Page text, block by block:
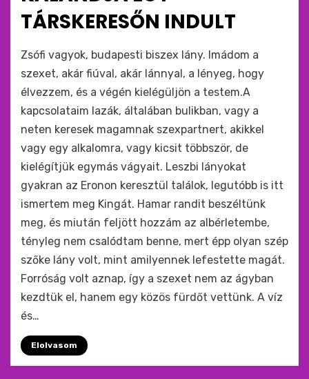
TÁRSKERESŐN INDULT
by monkey
Zsófi vagyok, budapesti biszex lány. Imádom a
szexet, akár fiúval, akár lánnyal, a lényeg, hogy
élvezzem, és a végén kielégüljön a testem.A
kapcsolataim lazák, általában bulikban, vagy a
neten keresek magamnak szexpartnert, akikkel
vagy egy alkalomra, vagy kicsit többször, de
kielégítjük egymás vágyait. Leszbi lányokat
gyakran az Eronon keresztül találok, legutóbb is itt
ismertem meg Kingát. Hamar randit beszéltünk
meg, és miután feljött hozzám az albérletembe,
tényleg nem csalódtam benne, mert épp olyan szép
szőke lány volt, mint amilyennek lefestette magát.
Forróság volt aznap, így a szexet nem az ágyban
kezdtük el, hanem egy közös fürdőt vettünk. A víz
és…
Elolvasom